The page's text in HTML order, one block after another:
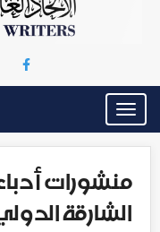
Toggle
navigation
منشورات
الشارقة